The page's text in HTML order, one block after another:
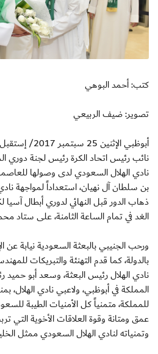
كتب: أحمد البوهي
تصوير: ضيف الربيعي
أبوظبي
نائب رئيس اتحاد الكرة رئيس لجنة دوري
نادي الهلال السعودي لدى وصولها
بن سلطان آل نهيان، استعداداً لمواجهة
ذهاب الدور قبل النهائي لدوري أبطال آسيا
الغد في تمام الساعة الثامنة، على ستاد
ورحب الجنيبي بالبعثة السعودية نيابة عن
بالدولة، كما قدم التهنئة والتبريكات
نادي الهلال رئيس البعثة، وسعد أبو
للمملكة، متمنياً كل الأمنيات الطيبة
عمق ومتانة وقوة العلاقات الأخوية التي
وتمنياته لنادي الهلال السعودي ممثل